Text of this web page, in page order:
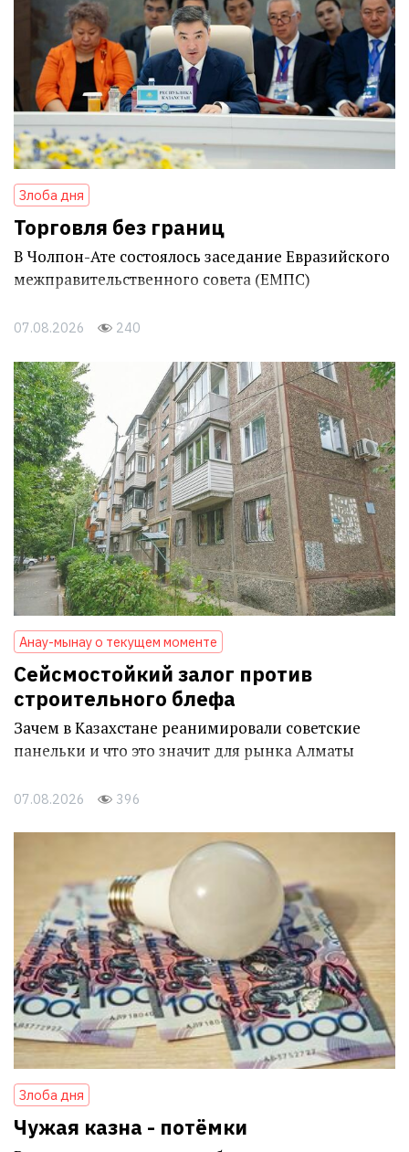
Злоба дня
Торговля без границ
В Чолпон-Ате состоялось заседание Евразийского
межправительственного совета (ЕМПС)
07.08.2026 240
Анау-мынау о текущем моменте
Сейсмостойкий залог против
строительного блефа
Зачем в Казахстане реанимировали советские
панельки и что это значит для рынка Алматы
07.08.2026 396
Злоба дня
Чужая казна - потёмки